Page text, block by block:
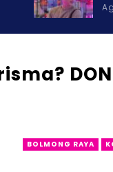
BOLMONG RAYA